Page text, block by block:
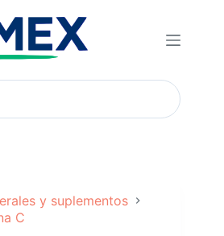
y suplementos
C